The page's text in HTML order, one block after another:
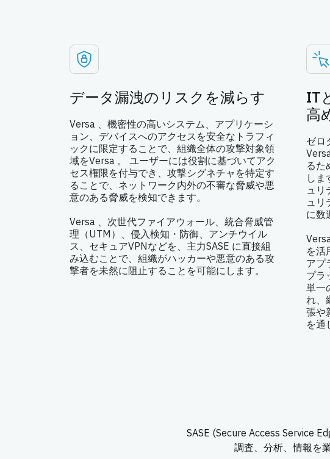
データ漏洩のリスクを減らす
Versa 、機密性の高いシステム、アプリケーシ
ョン、デバイスへのアクセスを安全なトラフィ
ックに限定することで、組織全体の攻撃対象領
域をVersa 。 ユーザーには役割に基づいてアク
セス権限を付与でき、攻撃シグネチャを特定す
ることで、ネットワーク内外の不審な脅威や悪
意のある脅威を検知できます。
Versa 、次世代ファイアウォール、統合脅威管
理（UTM）、侵入検知・防御、アンチウイル
ス、セキュアVPNなどを、主力SASE に直接組
み込むことで、組織がハッカーや悪意のある攻
撃者を未然に阻止することを可能にします。
IT
高
ゼロ
るた
しま
ュリ
ュリ
に数
を活
アプ
プラ
単一
れ、
張や
を通
SASE (Secure Access Service
調査、分析、情報を